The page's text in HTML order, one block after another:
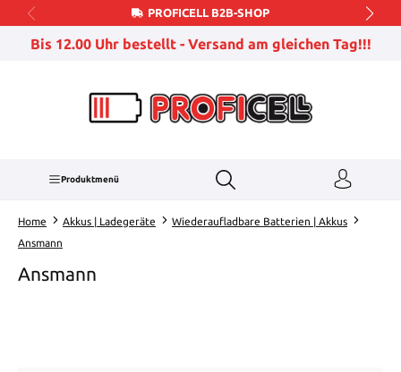
Zum Hauptinhalt springenPROFICELL B2B-SHOP
Bis 12.00 Uhr bestellt - Versand am gleichen Tag!!!
Produktmenü
Home Akkus | Ladegeräte
Wiederaufladbare Batterien | Akkus
Ansmann
Ansmann